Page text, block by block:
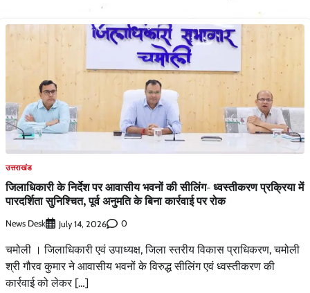
उत्तराखंड
जिलाधिकारी के निर्देश पर आवासीय भवनों की सीलिंग- ध्वस्तीकरण प्रक्रिया में
पारदर्शिता सुनिश्चित, पूर्व अनुमति के बिना कार्रवाई पर रोक
News Desk July 14, 2026 0
चमोली । जिलाधिकारी एवं उपाध्यक्ष, जिला स्तरीय विकास प्राधिकरण, चमोली
श्री गौरव कुमार ने आवासीय भवनों के विरुद्ध सीलिंग एवं ध्वस्तीकरण की
कार्रवाई को लेकर […]